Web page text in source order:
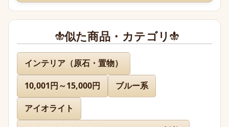
名無し 様
先日通販を利用させて頂きましたが迅速に対応、お送り下
さりまして有難うございました。
どのお品物も画像で見た以上に美しく、お迎えできて本当
似た商品・カテゴリ
インテリア（原石・置物）
10,001円～15,000円
ブルー系
アイオライト